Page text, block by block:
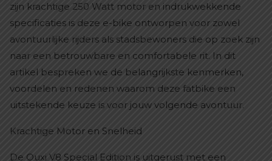
zijn krachtige 250 Watt motor en indrukwekkende
specificaties is deze e-bike ontworpen voor zowel
avontuurlijke rijders als stadsbewoners die op zoek zijn
naar een betrouwbare en comfortabele rit. In dit
artikel bespreken we de belangrijkste kenmerken,
voordelen en redenen waarom deze fatbike een
uitstekende keuze is voor jouw volgende avontuur.
Krachtige Motor en Snelheid
De Ouxi V8 Special Edition is uitgerust met een